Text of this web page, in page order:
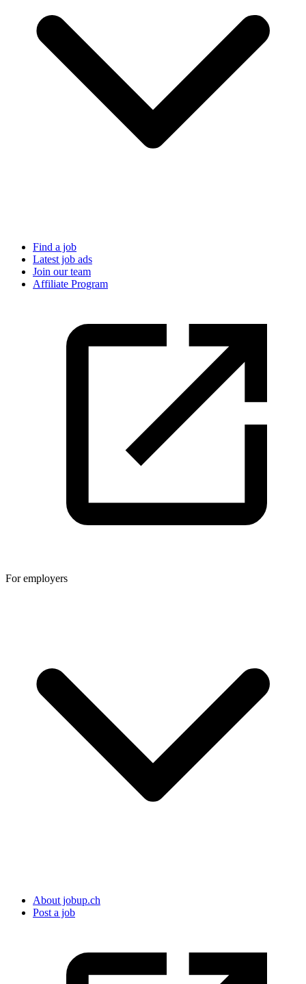
Find a job
Latest job ads
Join our team
Affiliate Program
For employers
About jobup.ch
Post a job